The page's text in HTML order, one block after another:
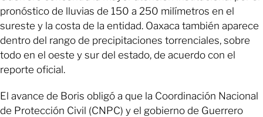
pronóstico de lluvias de 150 a 250 milímetros en el
sureste y la costa de la entidad. Oaxaca también aparece
dentro del rango de precipitaciones torrenciales, sobre
todo en el oeste y sur del estado, de acuerdo con el
reporte oficial.
El avance de Boris obligó a que la Coordinación Nacional
de Protección Civil (CNPC) y el gobierno de Guerrero